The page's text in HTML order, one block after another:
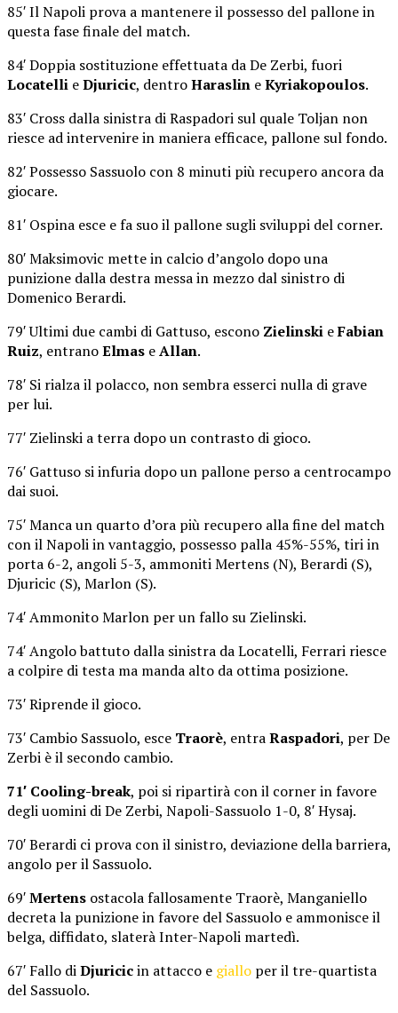
85′ Il Napoli prova a mantenere il possesso del pallone in
questa fase finale del match.
84′ Doppia sostituzione effettuata da De Zerbi, fuori
Locatelli eDjuricic, dentroHaraslin eKyriakopoulos.
83′ Cross dalla sinistra di Raspadori sul quale Toljan non
riesce ad intervenire in maniera efficace, pallone sul fondo.
82′ Possesso Sassuolo con 8 minuti più recupero ancora da
giocare.
81′ Ospina esce e fa suo il pallone sugli sviluppi del corner.
80′ Maksimovic mette in calcio d’angolo dopo una
punizione dalla destra messa in mezzo dal sinistro di
Domenico Berardi.
79′ Ultimi due cambi di Gattuso, escono Zielinski eFabian
Ruiz, entranoElmas eAllan.
78′ Si rialza il polacco, non sembra esserci nulla di grave
per lui.
77′ Zielinski a terra dopo un contrasto di gioco.
76′ Gattuso si infuria dopo un pallone perso a centrocampo
dai suoi.
75′ Manca un quarto d’ora più recupero alla fine del match
con il Napoli in vantaggio, possesso palla 45%-55%, tiri in
porta 6-2, angoli 5-3, ammoniti Mertens (N), Berardi (S),
Djuricic (S), Marlon (S).
74′ Ammonito Marlon per un fallo su Zielinski.
74′ Angolo battuto dalla sinistra da Locatelli, Ferrari riesce
a colpire di testa ma manda alto da ottima posizione.
73′ Riprende il gioco.
73′ Cambio Sassuolo, esce Traorè, entraRaspadori, per De
Zerbi è il secondo cambio.
71′ Cooling-break, poi si ripartirà con il corner in favore
degli uomini di De Zerbi, Napoli-Sassuolo 1-0, 8′ Hysaj.
70′ Berardi ci prova con il sinistro, deviazione della barriera,
angolo per il Sassuolo.
69′Mertens ostacola fallosamente Traorè, Manganiello
decreta la punizione in favore del Sassuolo e ammonisce il
belga, diffidato, slaterà Inter-Napoli martedì.
67′ Fallo diDjuricicin attacco e giallo per il tre-quartista
del Sassuolo.